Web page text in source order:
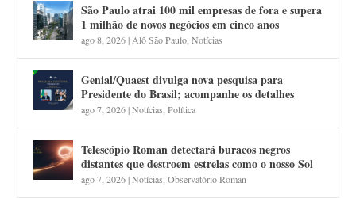
São Paulo atrai 100 mil empresas de fora e supera
1 milhão de novos negócios em cinco anos
ago 8, 2026|Alô São Paulo,Notícias
Genial/Quaest divulga nova pesquisa para
Presidente do Brasil; acompanhe os detalhes
ago 7, 2026|Notícias,Política
Telescópio Roman detectará buracos negros
distantes que destroem estrelas como o nosso Sol
ago 7, 2026|Notícias,Observatório Roman